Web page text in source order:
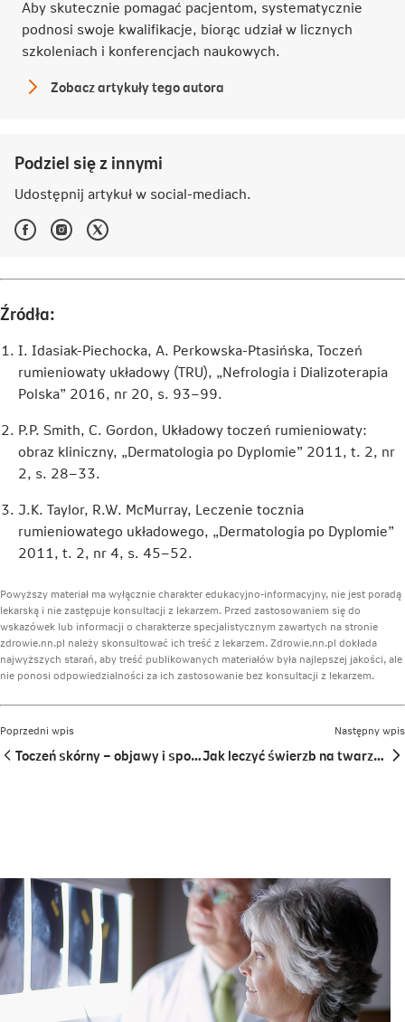
Aby skutecznie pomagać pacjentom, systematycznie
podnosi swoje kwalifikacje, biorąc udział w licznych
szkoleniach i konferencjach naukowych.
lek.
Zobacz artykuły tego autora
Podziel się z innymi
Udostępnij artykuł w social-mediach.
Facebook
-
się
nowej
karcie
Instagram
-
się
Twitter
-
się
Źródła:
I. Idasiak-Piechocka, A. Perkowska-Ptasińska, Toczeń
rumieniowaty układowy (TRU), „Nefrologia i Dializoterapia
Polska” 2016, nr 20, s. 93–99.
P.P. Smith, C. Gordon, Układowy toczeń rumieniowaty:
obraz kliniczny, „Dermatologia po Dyplomie” 2011, t. 2, nr
2, s. 28–33.
J.K. Taylor, R.W. McMurray, Leczenie tocznia
rumieniowatego układowego, „Dermatologia po Dyplomie”
2011, t. 2, nr 4, s. 45–52.
Powyższy materiał ma wyłącznie charakter edukacyjno-informacyjny, nie jest poradą
lekarską i nie zastępuje konsultacji z lekarzem. Przed zastosowaniem się do
wskazówek lub informacji o charakterze specjalistycznym zawartych na stronie
zdrowie.nn.pl należy skonsultować ich treść z lekarzem. Zdrowie.nn.pl dokłada
najwyższych starań, aby treść publikowanych materiałów była najlepszej jakości, ale
nie ponosi odpowiedzialności za ich zastosowanie bez konsultacji z lekarzem.
Poprzedni wpis
Toczeń skórny – objawy i sposoby leczenia
Następny wpis
Jak leczyć świerzb na twarzy i szyi?